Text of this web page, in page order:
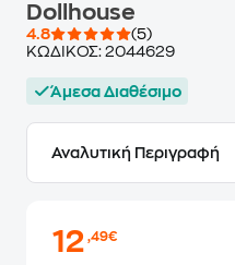
Dollhouse
4.8
(5)
ΚΩΔΙΚΟΣ: 2044629
Άμεσα Διαθέσιμο
Αναλυτική Περιγραφή
12,49€